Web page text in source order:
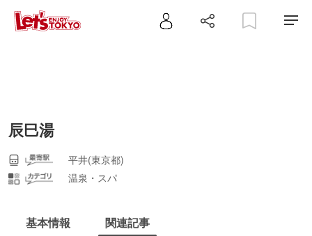
辰巳湯
平井(東京都)
温泉・スパ
基本情報 関連記事